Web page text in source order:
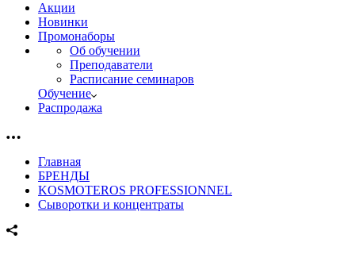
Акции
Новинки
Промонаборы
Об обучении
Преподаватели
Расписание семинаров
Обучение
Распродажа
Главная
БРЕНДЫ
KOSMOTEROS PROFESSIONNEL
Сыворотки и концентраты